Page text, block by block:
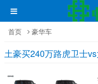
首页 豪华车
土豪买240万路虎卫士